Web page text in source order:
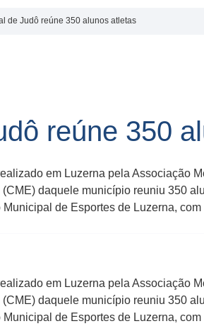
de Judô reúne 350 alunos atletas
reúne 350
em Luzerna pela Associação
daquele município reuniu 350
de Esportes de Luzerna,
em Luzerna pela Associação
daquele município reuniu 350
de Esportes de Luzerna,